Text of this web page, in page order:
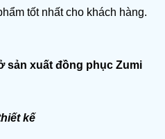
tốt nhất cho khách hàng.
sản xuất đồng phục Zumi
kế